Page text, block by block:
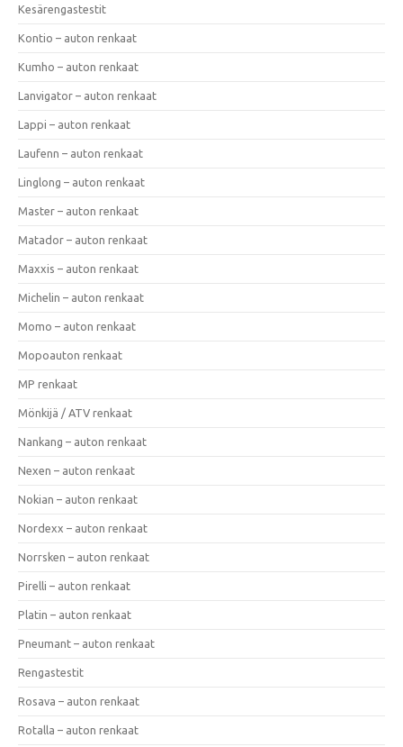
Kesärengastestit
Kontio – auton renkaat
Kumho – auton renkaat
Lanvigator – auton renkaat
Lappi – auton renkaat
Laufenn – auton renkaat
Linglong – auton renkaat
Master – auton renkaat
Matador – auton renkaat
Maxxis – auton renkaat
Michelin – auton renkaat
Momo – auton renkaat
Mopoauton renkaat
MP renkaat
Mönkijä / ATV renkaat
Nankang – auton renkaat
Nexen – auton renkaat
Nokian – auton renkaat
Nordexx – auton renkaat
Norrsken – auton renkaat
Pirelli – auton renkaat
Platin – auton renkaat
Pneumant – auton renkaat
Rengastestit
Rosava – auton renkaat
Rotalla – auton renkaat